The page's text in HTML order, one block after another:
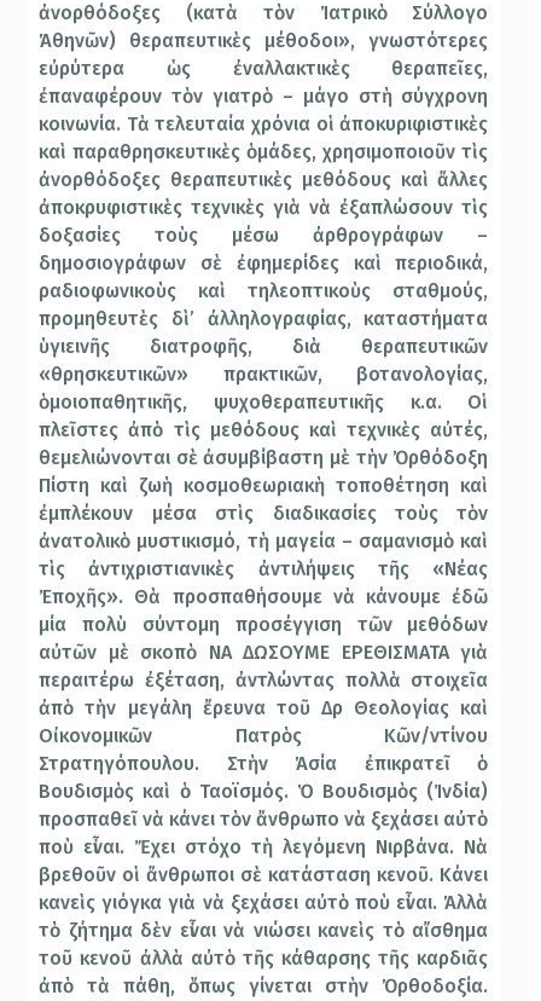
ἀνορθόδοξες (κατὰ τὸν Ἰατρικὸ Σύλλογο
Ἀθηνῶν) θεραπευτικὲς μέθοδοι», γνωστότερες
εὐρύτερα ὡς ἐναλλακτικὲς θεραπεῖες,
ἐπαναφέρουν τὸν γιατρὸ – μάγο στὴ σύγχρονη
κοινωνία. Τὰ τελευταία χρόνια οἱ ἀποκυριφιστικὲς
καὶ παραθρησκευτικὲς ὁμάδες, χρησιμοποιοῦν τὶς
ἀνορθόδοξες θεραπευτικὲς μεθόδους καὶ ἄλλες
ἀποκρυφιστικὲς τεχνικὲς γιὰ νὰ ἐξαπλώσουν τὶς
δοξασίες τοὺς μέσω ἀρθρογράφων –
δημοσιογράφων σὲ ἐφημερίδες καὶ περιοδικά,
ραδιοφωνικοὺς καὶ τηλεοπτικοὺς σταθμούς,
προμηθευτὲς δὶ’ ἀλληλογραφίας, καταστήματα
ὑγιεινῆς διατροφῆς, διὰ θεραπευτικῶν
«θρησκευτικῶν» πρακτικῶν, βοτανολογίας,
ὁμοιοπαθητικῆς, ψυχοθεραπευτικῆς κ.α. Οἱ
πλεῖστες ἀπὸ τὶς μεθόδους καὶ τεχνικὲς αὐτές,
θεμελιώνονται σὲ ἀσυμβίβαστη μὲ τὴν Ὀρθόδοξη
Πίστη καὶ ζωὴ κοσμοθεωριακὴ τοποθέτηση καὶ
ἐμπλέκουν μέσα στὶς διαδικασίες τοὺς τὸν
ἀνατολικὸ μυστικισμό, τὴ μαγεία – σαμανισμὸ καὶ
τὶς ἀντιχριστιανικὲς ἀντιλήψεις τῆς «Νέας
Ἐποχῆς». Θὰ προσπαθήσουμε νὰ κάνουμε ἐδῶ
μία πολὺ σύντομη προσέγγιση τῶν μεθόδων
αὐτῶν μὲ σκοπὸ ΝΑ ΔΩΣΟΥΜΕ ΕΡΕΘΙΣΜΑΤΑ γιὰ
περαιτέρω ἐξέταση, ἀντλώντας πολλὰ στοιχεῖα
ἀπὸ τὴν μεγάλη ἔρευνα τοῦ Δρ Θεολογίας καὶ
Οἰκονομικῶν Πατρὸς Κῶν/ντίνου
Στρατηγόπουλου. Στὴν Ἀσία ἐπικρατεῖ ὁ
Βουδισμὸς καὶ ὁ Ταοϊσμός. Ὁ Βουδισμὸς (Ἰνδία)
προσπαθεῖ νὰ κάνει τὸν ἄνθρωπο νὰ ξεχάσει αὐτὸ
ποὺ εἶναι. Ἔχει στόχο τὴ λεγόμενη Νιρβάνα. Νὰ
βρεθοῦν οἱ ἄνθρωποι σὲ κατάσταση κενοῦ. Κάνει
κανεὶς γιόγκα γιὰ νὰ ξεχάσει αὐτὸ ποὺ εἶναι. Ἀλλὰ
τὸ ζήτημα δὲν εἶναι νὰ νιώσει κανεὶς τὸ αἴσθημα
τοῦ κενοῦ ἀλλὰ αὐτὸ τῆς κάθαρσης τῆς καρδιᾶς
ἀπὸ τὰ πάθη, ὅπως γίνεται στὴν Ὀρθοδοξία.